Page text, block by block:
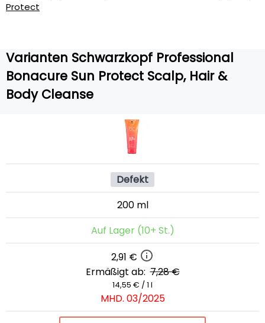
Protect
Varianten Schwarzkopf Professional
Bonacure Sun Protect Scalp, Hair &
Body Cleanse
Defekt
200 ml
Auf Lager (10+ St.)
2,91 €
Ermäßigt ab:7,28 €
14,55 € / 1 l
MHD. 03/2025